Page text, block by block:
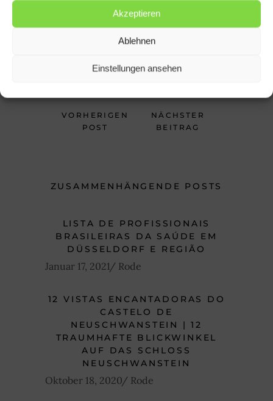
Akzeptieren
Ablehnen
Einstellungen ansehen
RODE
Juli 8, 2018
VORHERIGEN
POST
NÄCHSTER
BEITRAG
ZUSAMMENHÄNGENDE POSTS
LISTA DE PROFISSIONAIS
BRASILEIRAS DA SAÚDE EM
DÜSSELDORF E REGIÃO
Januar 17, 2021 Rode
12 VISTAS ENCANTADORAS DO
CASTELO DE
NEUSCHWANSTEIN | 12
TRAUMHAFTE BLICKWINKEL
AUF DAS SCHLOSS
NEUSCHWANSTEIN
Oktober 18, 2020 Rode